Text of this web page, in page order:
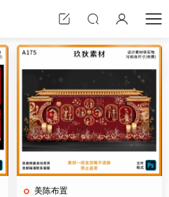
美陈布置